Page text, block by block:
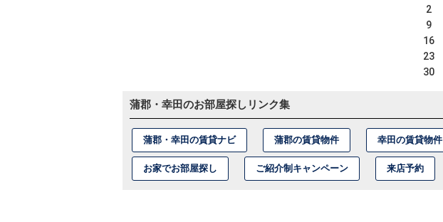
2
9
16
23
30
蒲郡・幸田のお部屋探しリンク集
蒲郡・幸田の賃貸ナビ 蒲郡の賃貸物件 幸田の賃貸物件
お家でお部屋探し ご紹介制キャンペーン 来店予約